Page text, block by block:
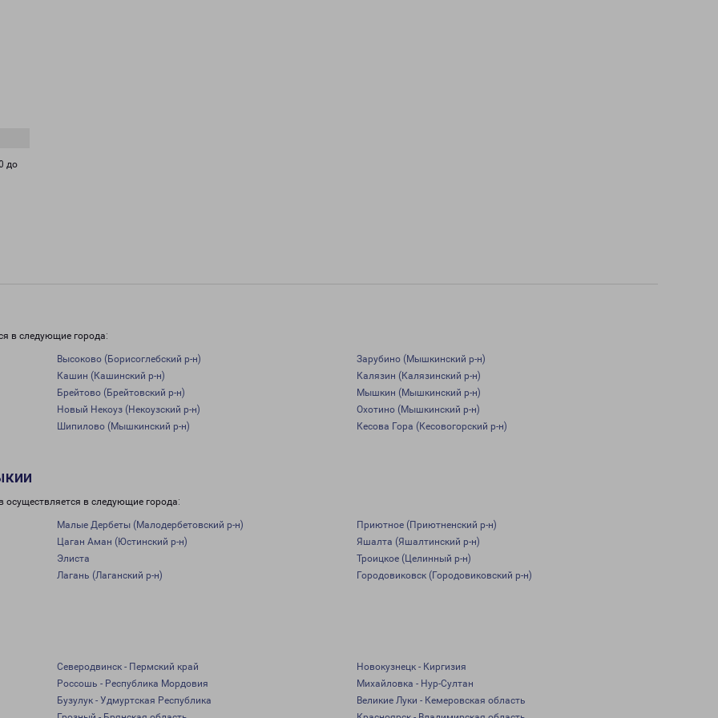
до
в следующие города:
Высоково (Борисоглебский р-н)
Зарубино (Мышкинский р-н)
Кашин (Кашинский р-н)
Калязин (Калязинский р-н)
Брейтово (Брейтовский р-н)
Мышкин (Мышкинский р-н)
Новый Некоуз (Некоузский р-н)
Охотино (Мышкинский р-н)
Шипилово (Мышкинский р-н)
Кесова Гора (Кесовогорский р-н)
в следующие города:
Малые Дербеты (Малодербетовский р-н)
Приютное (Приютненский р-н)
Цаган Аман (Юстинский р-н)
Яшалта (Яшалтинский р-н)
Элиста
Троицкое (Целинный р-н)
Лагань (Лаганский р-н)
Городовиковск (Городовиковский р-н)
Северодвинск - Пермский край
Новокузнецк - Киргизия
Россошь - Республика Мордовия
Михайловка - Нур-Султан
Бузулук - Удмуртская Республика
Великие Луки - Кемеровская область